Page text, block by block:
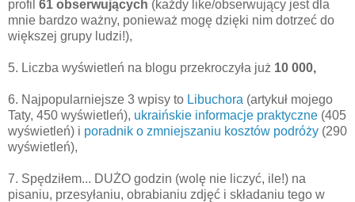
profil 61 obserwujących (każdy like/obserwujący jest dla
mnie bardzo ważny, ponieważ mogę dzięki nim dotrzeć do
większej grupy ludzi!),
5. Liczba wyświetleń na blogu przekroczyła już 10 000,
6. Najpopularniejsze 3 wpisy to Libuchora (artykuł mojego
Taty, 450 wyświetleń), ukraińskie informacje praktyczne (405
wyświetleń) i poradnik o zmniejszaniu kosztów podróży (290
wyświetleń),
7. Spędziłem... DUŻO godzin (wolę nie liczyć, ile!) na
pisaniu, przesyłaniu, obrabianiu zdjęć i składaniu tego w